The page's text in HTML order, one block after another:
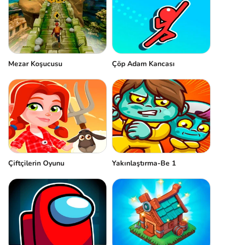
Mezar Koşucusu Çöp Adam Kancası
Çiftçilerin Oyunu Yakınlaştırma-Be 1